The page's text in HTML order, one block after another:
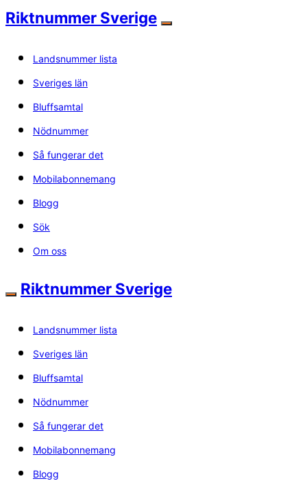
Riktnummer Sverige
Landsnummer lista
Sveriges län
Bluffsamtal
Nödnummer
Så fungerar det
Mobilabonnemang
Blogg
Sök
Om oss
Riktnummer Sverige
Landsnummer lista
Sveriges län
Bluffsamtal
Nödnummer
Så fungerar det
Mobilabonnemang
Blogg